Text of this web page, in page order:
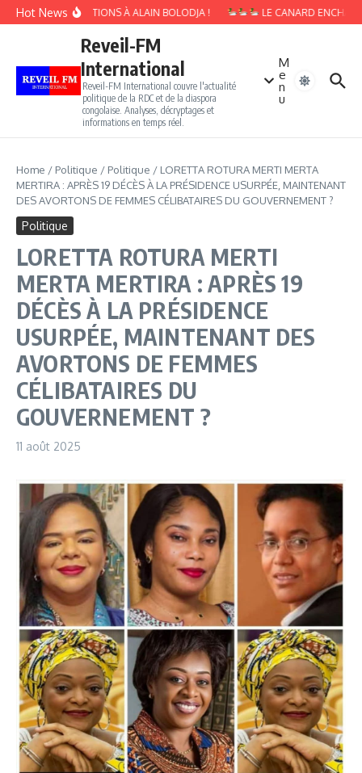
Aller au contenu
Hot News10 QUESTIONS À ALAIN BOLODJA ! LE CANARD ENCHAINÉ
Reveil-FM
International
Reveil-FM International couvre l'actualité
politique de la RDC et de la diaspora
congolaise. Analyses, décryptages et
informations en temps réel.
M
e
n
u
Home / Politique / Politique / LORETTA ROTURA MERTI MERTA
MERTIRA : APRÈS 19 DÉCÈS À LA PRÉSIDENCE USURPÉE, MAINTENANT
DES AVORTONS DE FEMMES CÉLIBATAIRES DU GOUVERNEMENT ?
Politique
LORETTA ROTURA MERTI
MERTA MERTIRA : APRÈS 19
DÉCÈS À LA PRÉSIDENCE
USURPÉE, MAINTENANT DES
AVORTONS DE FEMMES
CÉLIBATAIRES DU
GOUVERNEMENT ?
11 août 2025